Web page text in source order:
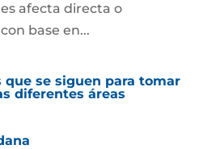
afecta directa o
base en...
que se siguen para tomar
diferentes áreas